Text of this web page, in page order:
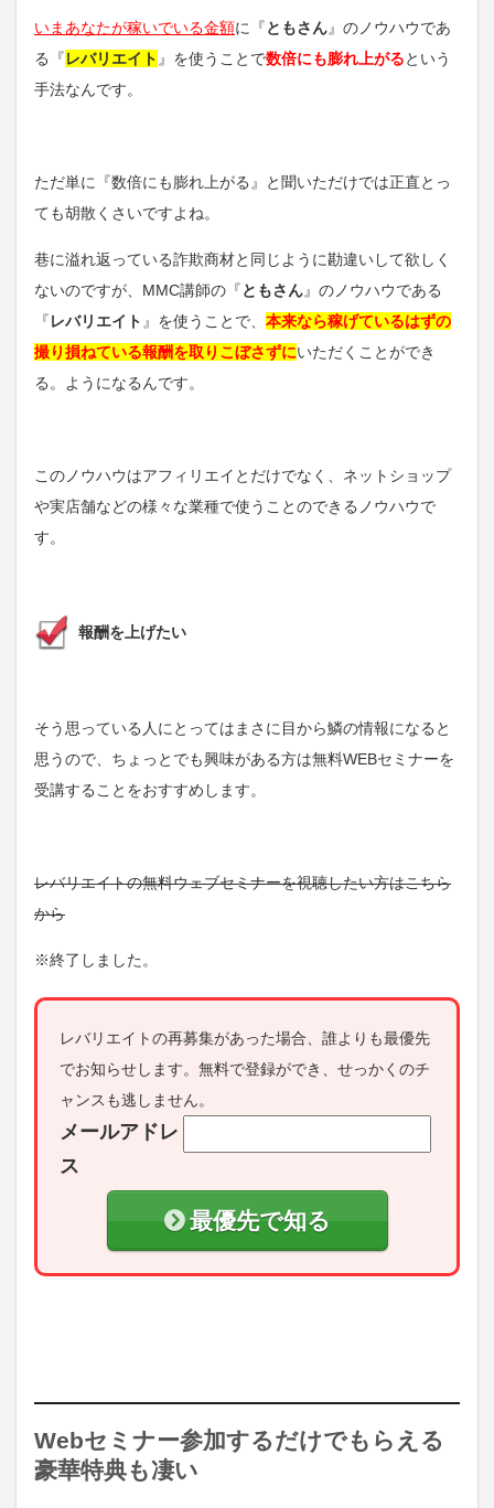
いまあなたが稼いでいる金額に『ともさん』のノウハウであ
る『レバリエイト 』を使うことで数倍にも膨れ上がるという
手法なんです。
ただ単に『数倍にも膨れ上がる』と聞いただけでは正直とっ
ても胡散くさいですよね。
巷に溢れ返っている詐欺商材と同じように勘違いして欲しく
ないのですが、MMC講師の『ともさん』のノウハウである
『レバリエイト 』を使うことで、 本来なら稼げているはずの
撮り損ねている報酬を取りこぼさずにいただくことができ
る。ようになるんです。
このノウハウはアフィリエイとだけでなく、ネットショップ
や実店舗などの様々な業種で使うことのできるノウハウで
す。
報酬を上げたい
そう思っている人にとってはまさに目から鱗の情報になると
思うので、ちょっとでも興味がある方は無料WEBセミナーを
受講することをおすすめします。
レバリエイトの無料ウェブセミナーを視聴したい方はこちら
から
※終了しました。
レバリエイトの再募集があった場合、誰よりも最優先
でお知らせします。無料で登録ができ、せっかくのチ
ャンスも逃しません。
メールアドレ
ス
最優先で知る
Webセミナー参加するだけでもらえる
豪華特典も凄い